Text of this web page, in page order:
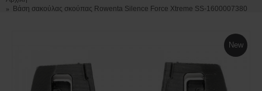
Βάση σακούλας σκούπας Rowenta Silence Force Xtreme SS-1600007380
New